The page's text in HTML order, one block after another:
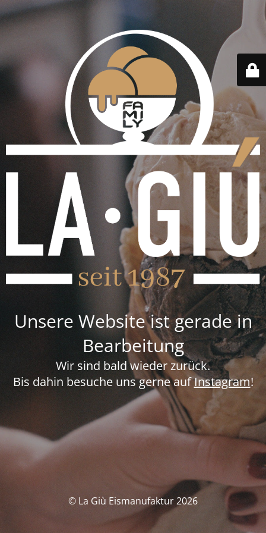
Unsere Website ist gerade in
Bearbeitung
Wir sind bald wieder zurück.
Bis dahin besuche uns gerne aufInstagram!
© La Giù Eismanufaktur 2026